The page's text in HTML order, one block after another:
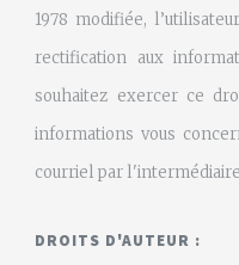
1978 modifiée,
rectification aux
souhaitez exercer ce
informations vous
courriel par
DROITS D'AUTEUR :